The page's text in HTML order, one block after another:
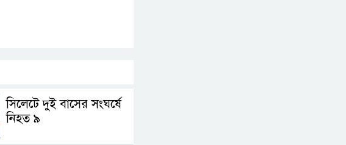
সিলেটে দুই বাসের সংঘর্ষে
নিহত ৯